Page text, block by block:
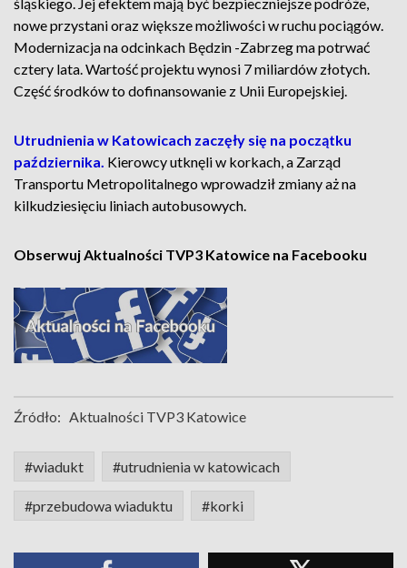
nowe przystani oraz większe możliwości w ruchu pociągów.
Modernizacja na odcinkach Będzin -Zabrzeg ma potrwać
cztery lata. Wartość projektu wynosi 7 miliardów złotych.
Część środków to dofinansowanie z Unii Europejskiej.
Utrudnienia w Katowicach zaczęły się na początku
października. Kierowcy utknęli w korkach, a Zarząd
Transportu Metropolitalnego wprowadził zmiany aż na
kilkudziesięciu liniach autobusowych.
Obserwuj Aktualności TVP3 Katowice na Facebooku
Źródło: Aktualności TVP3 Katowice
#wiadukt #utrudnienia w katowicach
#przebudowa wiaduktu #korki